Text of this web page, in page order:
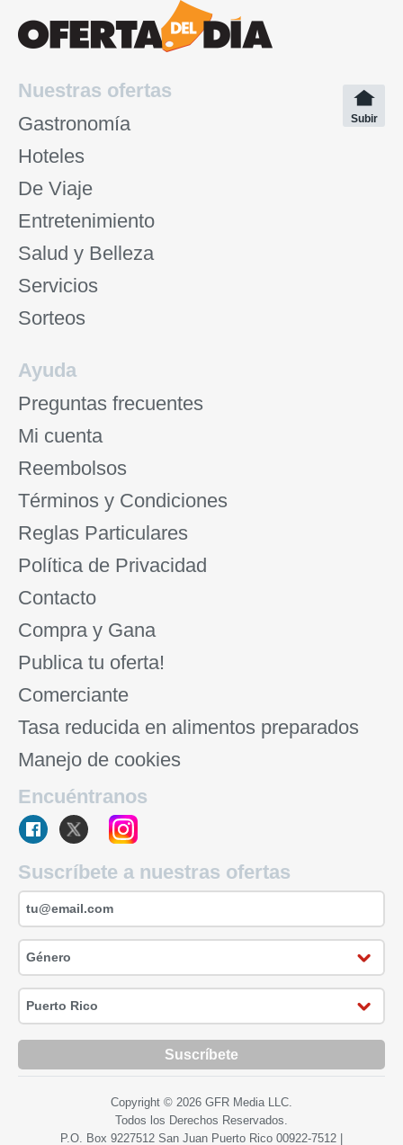
Nuestras ofertas
Gastronomía
Hoteles
De Viaje
Entretenimiento
Salud y Belleza
Servicios
Sorteos
Subir
Ayuda
Preguntas frecuentes
Mi cuenta
Reembolsos
Términos y Condiciones
Reglas Particulares
Política de Privacidad
Contacto
Compra y Gana
Publica tu oferta!
Comerciante
Tasa reducida en alimentos preparados
Manejo de cookies
Encuéntranos
Suscríbete a nuestras ofertas
Suscríbete
Copyright © 2026 GFR Media LLC.
Todos los Derechos Reservados.
P.O. Box 9227512 San Juan Puerto Rico 00922-7512 |